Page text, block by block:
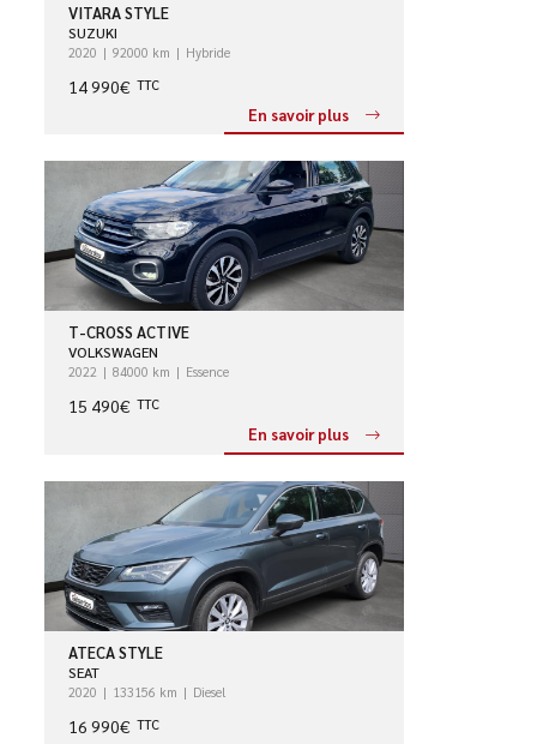
VITARA STYLE
SUZUKI
2020 92000 km Hybride
14 990€ TTC
En savoir plus
T-CROSS ACTIVE
VOLKSWAGEN
2022 84000 km Essence
15 490€ TTC
En savoir plus
ATECA STYLE
SEAT
2020 133156 km Diesel
16 990€ TTC